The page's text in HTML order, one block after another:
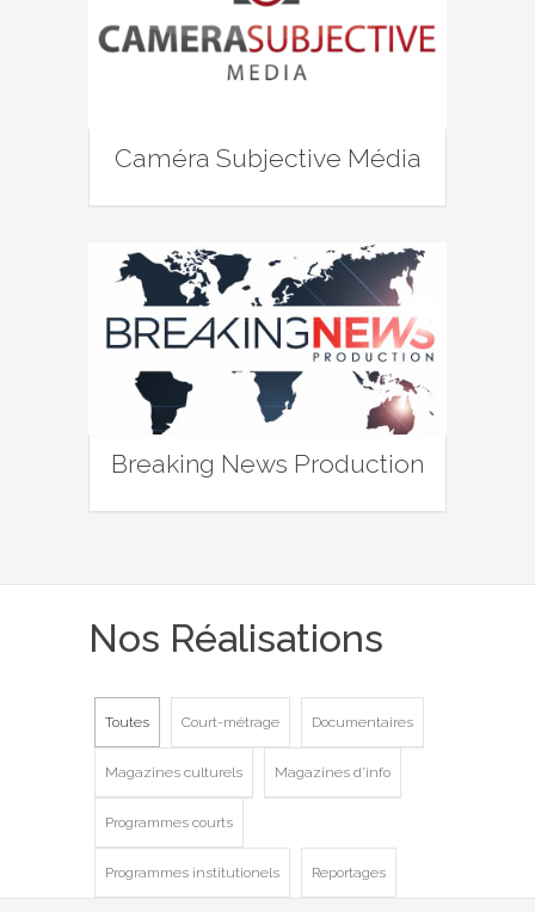
Caméra Subjective Média
Breaking News Production
Nos Réalisations
Toutes Court-métrage Documentaires
Magazines culturels Magazines d'info
Programmes courts
Programmes institutionels Reportages